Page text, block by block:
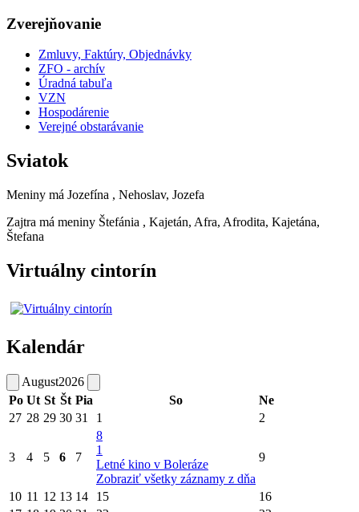
Zverejňovanie
Zmluvy, Faktúry, Objednávky
ZFO - archív
Úradná tabuľa
VZN
Hospodárenie
Verejné obstarávanie
Sviatok
Meniny má Jozefína , Nehoslav, Jozefa
Zajtra má meniny Štefánia , Kajetán, Afra, Afrodita, Kajetána,
Štefana
Virtuálny cintorín
Kalendár
August2026
Po Ut St Št Pia So
Ne
27 28 29 30 31 1 2
3 4 5 6 7
8
1
Letné kino v Boleráze
Zobraziť všetky záznamy z dňa
9
10 11 12 13 14 15
16